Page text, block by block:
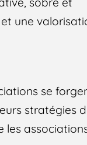
une
se
stratégies
les